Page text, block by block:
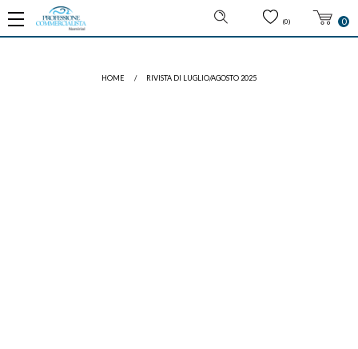
(0) 0
HOME / RIVISTA DI LUGLIO/AGOSTO 2025